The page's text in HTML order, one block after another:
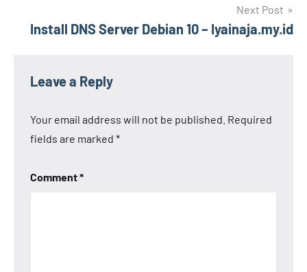
Next Post
Install DNS Server Debian 10 – Iyainaja.my.id
Leave a Reply
Your email address will not be published. Required
fields are marked *
Comment*